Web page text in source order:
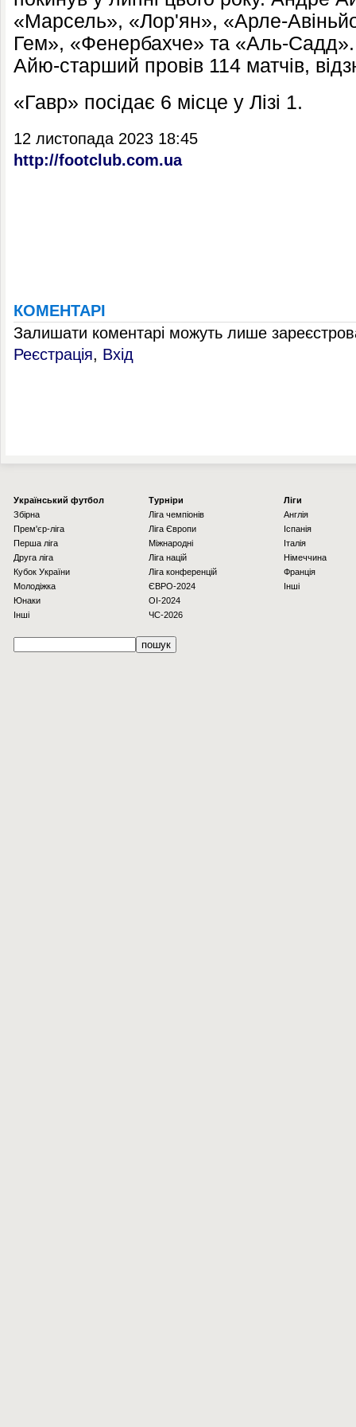
«Марсель», «Лор'ян», «Арле-
Гем», «Фенербахче» та «Аль-Садд».
Айю-старший провів 114 матчів,
«Гавр» посідає 6 місце у Лізі 1.
12 листопада 2023 18:45
http://footclub.com.ua
КОМЕНТАРІ
Залишати коментарі можуть лише
Реєстрація, Вхід
Українcький футбол
Збірна
Прем'єр-ліга
Перша ліга
Друга ліга
Кубок України
Молодіжка
Юнаки
Інші
Турніри
Ліга чемпіонів
Ліга Європи
Міжнародні
Ліга націй
Ліга конференцій
ЄВРО-2024
OI-2024
ЧС-2026
Ліги
Англія
Іспанія
Італія
Німеччина
Франція
Інші